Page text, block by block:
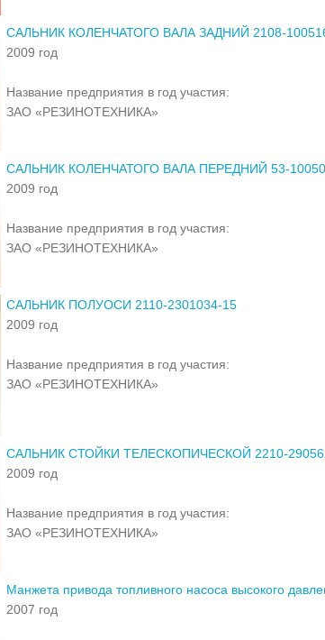
САЛЬНИК КОЛЕНЧАТОГО ВАЛА ЗАДНИЙ 2108-
2009 год
Название предприятия в год участия:
ЗАО «РЕЗИНОТЕХНИКА»
САЛЬНИК КОЛЕНЧАТОГО ВАЛА ПЕРЕДНИЙ 53-
2009 год
Название предприятия в год участия:
ЗАО «РЕЗИНОТЕХНИКА»
САЛЬНИК ПОЛУОСИ 2110-2301034-15
2009 год
Название предприятия в год участия:
ЗАО «РЕЗИНОТЕХНИКА»
САЛЬНИК СТОЙКИ ТЕЛЕСКОПИЧЕСКОЙ 2210-
2009 год
Название предприятия в год участия:
ЗАО «РЕЗИНОТЕХНИКА»
Манжета привода топливного насоса высокого
2007 год